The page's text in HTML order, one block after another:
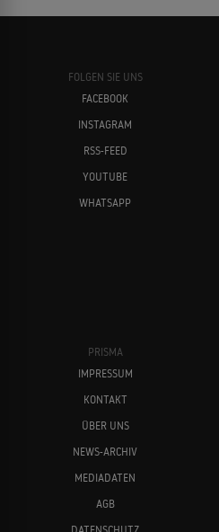
FOLGEN SIE UNS
FACEBOOK
INSTAGRAM
RSS-FEED
YOUTUBE
WHATSAPP
PRISMA
IMPRESSUM
KONTAKT
ÜBER UNS
NEWS-ARCHIV
MEDIADATEN
AGB